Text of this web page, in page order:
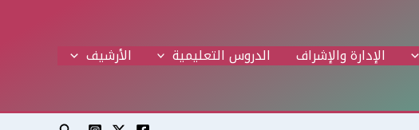
الإدارة والإشراف الدروس التعليمية اﻷرشيف